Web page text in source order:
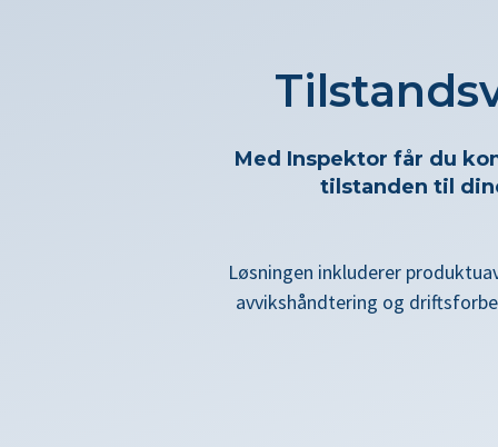
Med Inspektor får du
tilstanden til
Løsningen inkluderer
avvikshåndtering og